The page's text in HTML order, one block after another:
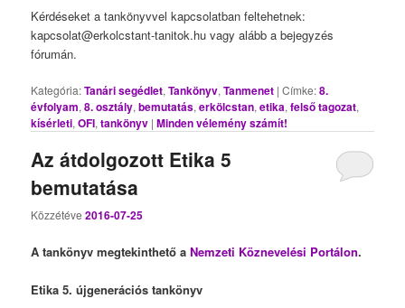
Kérdéseket a tankönyvvel kapcsolatban feltehetnek:
kapcsolat@erkolcstant-tanitok.hu vagy alább a bejegyzés
fórumán.
Kategória:Tanári segédlet,Tankönyv,Tanmenet |Címke:8.
évfolyam,8. osztály,bemutatás,erkölcstan,etika,felső tagozat,
kísérleti,OFI,tankönyv |Minden vélemény számít!
Az átdolgozott Etika 5
bemutatása
Közzétéve2016-07-25
A tankönyv megtekinthető aNemzeti Köznevelési Portálon.
Etika 5. újgenerációs tankönyv